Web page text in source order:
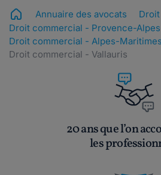
Annuaire des avocats
Droit commercial - Provence-
Droit commercial - Alpes-Maritimes
Droit commercial - Vallauris
20 ans que l’on
les